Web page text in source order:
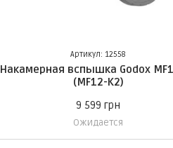
Артикул: 12558
Накамерная вспышка Godox
(MF12-K2)
9 599 грн
Ожидается